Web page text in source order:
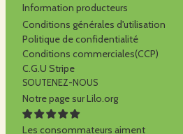
Information producteurs
Conditions générales d'utilisation
Politique de confidentialité
Conditions commerciales(CCP)
C.G.U Stripe
SOUTENEZ-NOUS
Notre page sur Lilo.org
Les consommateurs aiment